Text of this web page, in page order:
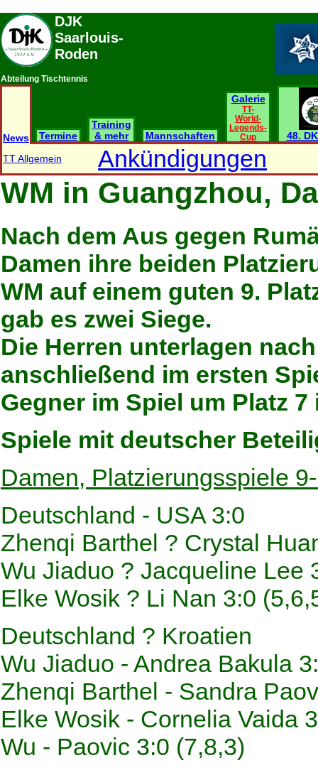
DJK
Saarlouis-
Roden
Abteilung Tischtennis
News Termine
Training
& mehr
Mannschaften
Galerie
TT-
World-
Legends-
Cup
48.
TT Allgemein
Ankündigungen
WM in Guangzhou,
Nach dem Aus gegen
Damen ihre beiden
WM auf einem guten 9.
gab es zwei Siege.
Die Herren unterlagen
anschließend im ersten
Gegner im Spiel um Platz
Spiele mit deutscher
Damen, Platzierungsspiele
Deutschland - USA 3:0
Zhenqi Barthel ? Crystal
Wu Jiaduo ? Jacqueline Lee
Elke Wosik ? Li Nan 3:0
Deutschland ? Kroatien
Wu Jiaduo - Andrea Bakula
Zhenqi Barthel - Sandra
Elke Wosik - Cornelia Vaida
Wu - Paovic 3:0 (7,8,3)